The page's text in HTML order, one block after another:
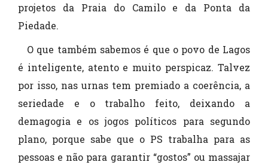
projetos da Praia do Camilo e da Ponta da
Piedade.
O que também sabemos é que o povo de Lagos
é inteligente, atento e muito perspicaz. Talvez
por isso, nas urnas tem premiado a coerência, a
seriedade e o trabalho feito, deixando a
demagogia e os jogos políticos para segundo
plano, porque sabe que o PS trabalha para as
pessoas e não para garantir “gostos” ou massajar